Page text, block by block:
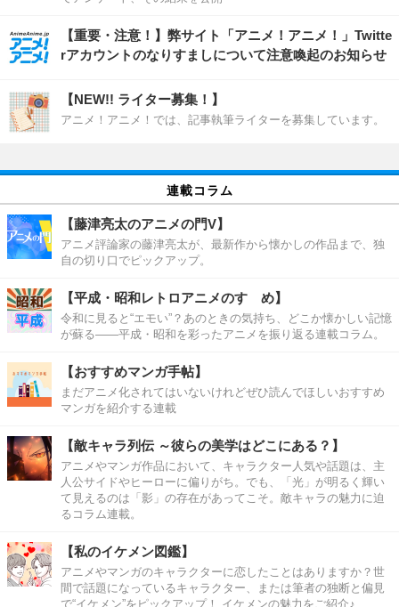
【重要・注意！】弊サイト「アニメ！アニメ！」Twitte
rアカウントのなりすましについて注意喚起のお知らせ
【NEW!! ライター募集！】
アニメ！アニメ！では、記事執筆ライターを募集しています。
連載コラム
【藤津亮太のアニメの門V】
アニメ評論家の藤津亮太が、最新作から懐かしの作品まで、独
自の切り口でピックアップ。
【平成・昭和レトロアニメのすゝめ】
令和に見ると“エモい”？あのときの気持ち、どこか懐かしい記憶
が蘇る――平成・昭和を彩ったアニメを振り返る連載コラム。
【おすすめマンガ手帖】
まだアニメ化されてはいないけれどぜひ読んでほしいおすすめ
マンガを紹介する連載
【敵キャラ列伝 ～彼らの美学はどこにある？】
アニメやマンガ作品において、キャラクター人気や話題は、主
人公サイドやヒーローに偏りがち。でも、「光」が明るく輝い
て見えるのは「影」の存在があってこそ。敵キャラの魅力に迫
るコラム連載。
【私のイケメン図鑑】
アニメやマンガのキャラクターに恋したことはありますか？世
間で話題になっているキャラクター、または筆者の独断と偏見
で“イケメン”をピックアップ！ イケメンの魅力をご紹介♪